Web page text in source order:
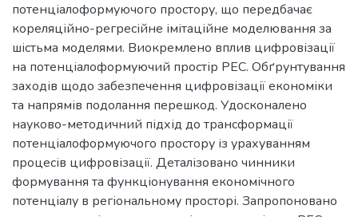
потенціалоформуючого простору, що передбачає
кореляційно-регресійне імітаційне моделювання за
шістьма моделями. Виокремлено вплив цифровізації
на потенціалоформуючий простір РЕС. Обґрунтування
заходів щодо забезпечення цифровізації економіки
та напрямів подолання перешкод. Удосконалено
науково-методичний підхід до трансформації
потенціалоформуючого простору із урахуванням
процесів цифровізації. Деталізовано чинники
формування та функціонування економічного
потенціалу в регіональному просторі. Запропоновано